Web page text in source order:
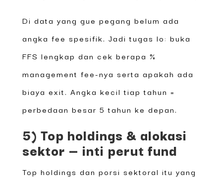
Di data yang gue pegang belum ada
angka fee spesifik. Jadi tugas lo: buka
FFS lengkap dan cek berapa %
management fee-nya serta apakah ada
biaya exit. Angka kecil tiap tahun =
perbedaan besar 5 tahun ke depan.
5) Top holdings & alokasi
sektor — inti perut fund
Top holdings dan porsi sektoral itu yang